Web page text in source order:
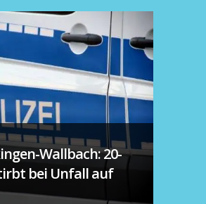
Wallbach: 20-
bei Unfall auf